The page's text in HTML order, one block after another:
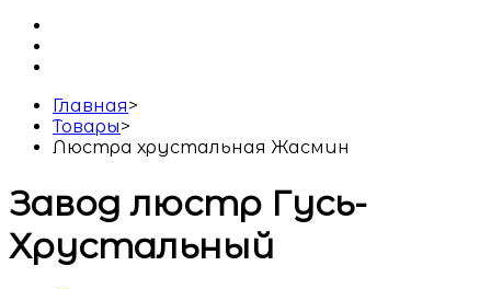
Главная>
Товары>
Люстра хрустальная Жасмин
Завод люстр Гусь-
Хрустальный